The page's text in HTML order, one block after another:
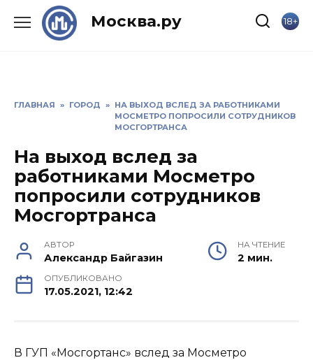
Москва.ру 18+
ГЛАВНАЯ » ГОРОД » НА ВЫХОД ВСЛЕД ЗА РАБОТНИКАМИ
МОСМЕТРО ПОПРОСИЛИ СОТРУДНИКОВ
МОСГОРТРАНСА
На выход вслед за
работниками Мосметро
попросили сотрудников
Мосгортранса
АВТОР
Александр Байгазин
НА ЧТЕНИЕ
2 мин.
ОПУБЛИКОВАНО
17.05.2021, 12:42
В ГУП «Мосгортанс» вслед за Мосметро